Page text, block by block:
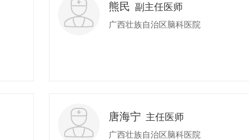
熊民 副主任医师
广西壮族自治区脑科医院
唐海宁 主任医师
广西壮族自治区脑科医院